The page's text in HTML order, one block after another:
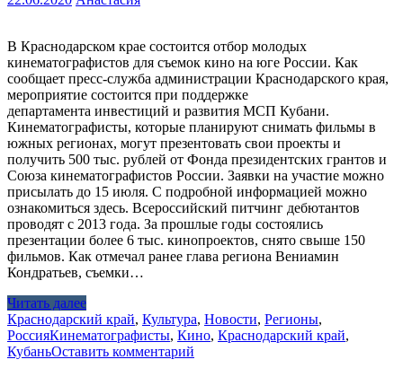
В Краснодарском крае состоится отбор молодых
кинематографистов для съемок кино на юге России. Как
сообщает пресс-служба администрации Краснодарского края,
мероприятие состоится при поддержке
департамента инвестиций и развития МСП Кубани.
Кинематографисты, которые планируют снимать фильмы в
южных регионах, могут презентовать свои проекты и
получить 500 тыс. рублей от Фонда президентских грантов и
Союза кинематографистов России. Заявки на участие можно
присылать до 15 июля. С подробной информацией можно
ознакомиться здесь. Всероссийский питчинг дебютантов
проводят с 2013 года. За прошлые годы состоялись
презентации более 6 тыс. кинопроектов, снято свыше 150
фильмов. Как отмечал ранее глава региона Вениамин
Кондратьев, съемки…
Читать далее
Краснодарский край, Культура, Новости, Регионы,
РоссияКинематографисты, Кино, Краснодарский край,
КубаньОставить комментарий